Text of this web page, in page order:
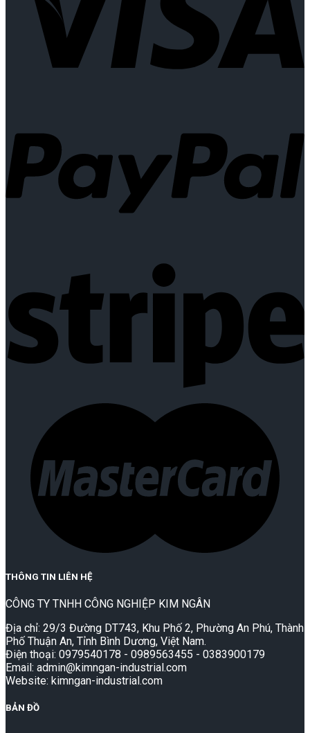
THÔNG TIN LIÊN HỆ
CÔNG TY TNHH CÔNG NGHIỆP KIM NGÂN
Địa chỉ: 29/3 Đường DT743, Khu Phố 2, Phường An Phú, Thành
Phố Thuận An, Tỉnh Bình Dương, Việt Nam.
Điện thoại: 0979540178 - 0989563455 - 0383900179
Email: admin@kimngan-industrial.com
Website: kimngan-industrial.com
BẢN ĐỒ